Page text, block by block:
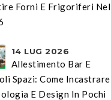
Forni E Frigoriferi Nel
14 LUG 2026
Allestimento Bar E
Spazi: Come Incastrare
E Design In Pochi